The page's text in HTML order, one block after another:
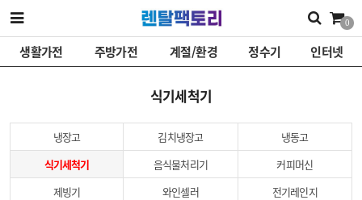
0
생활가전 주방가전 계절/환경 정수기 인터넷
식기세척기
냉장고 김치냉장고
냉동고
식기세척기
음식물처리기
커피머신
제빙기
와인셀러
전기레인지